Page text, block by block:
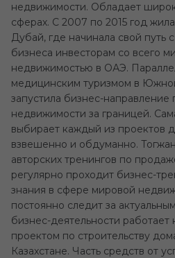
недвижимости. Обладает
сферах. С 2007 по 2015 год
Дубай, где начинала свой путь
бизнеса инвесторам со всего
недвижимостью в ОАЭ.
медицинским туризмом в
запустила бизнес-
недвижимости за границей.
выбирает каждый из проектов
взвешенно и обдуманно.
авторских тренингов по
регулярно проходит бизнес-
знания в сфере мировой
постоянно следит за
бизнес-деятельности
проектом по строительству
Казахстане. Часть средств от